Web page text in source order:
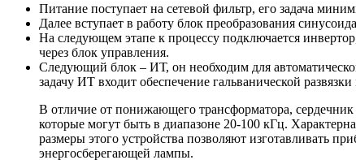
Питание поступает на сетевой фильтр, его задача
Далее вступает в работу блок преобразования
На следующем этапе к процессу подключается
через блок управления.
Следующий блок – ИТ, он необходим для
задачу ИТ входит обеспечение гальванической
В отличие от понижающего трансформатора, сердечник
которые могут быть в диапазоне 20-100 кГц.
размеры этого устройства позволяют изготавливать
энергосберегающей лампы.